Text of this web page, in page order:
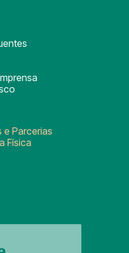
e Parcerias
Física